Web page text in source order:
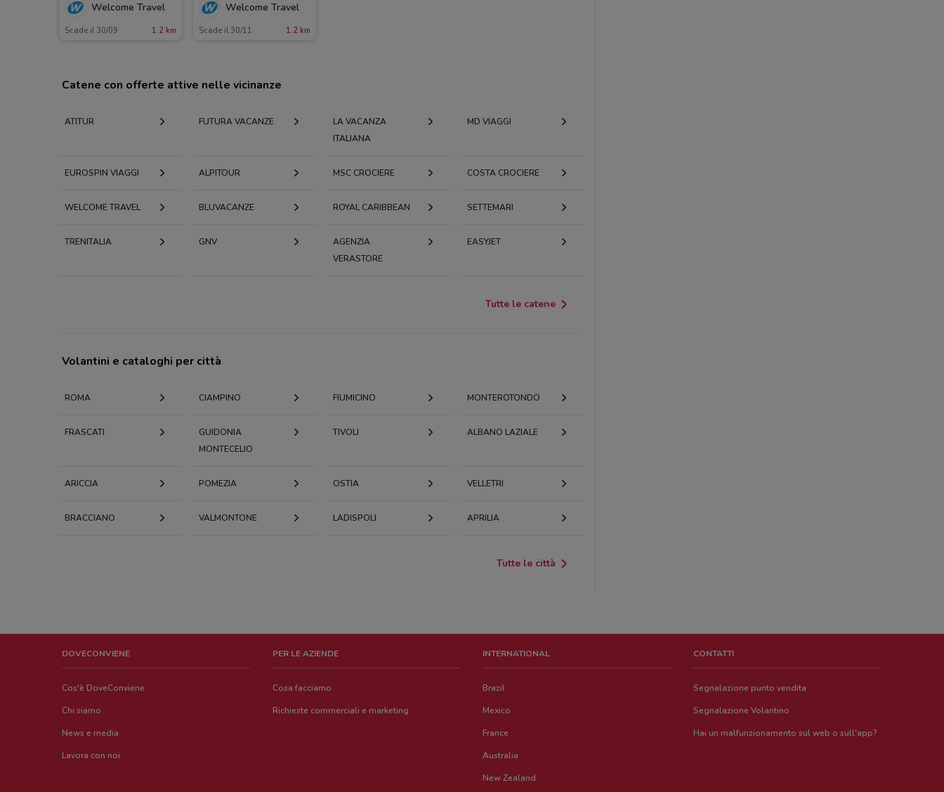
Welcome Travel
Scade il 30/09 1.2 km
Welcome Travel
Scade il 30/11 1.2 km
Catene con offerte attive nelle vicinanze
ATITUR FUTURA VACANZE
LA VACANZA
ITALIANA
MD VIAGGI
EUROSPIN VIAGGI ALPITOUR MSC CROCIERE COSTA CROCIERE
WELCOME TRAVEL BLUVACANZE ROYAL CARIBBEAN SETTEMARI
TRENITALIA GNV
AGENZIA
VERASTORE
EASYJET
Tutte le catene
Volantini e cataloghi per città
ROMA CIAMPINO FIUMICINO MONTEROTONDO
FRASCATI
GUIDONIA
MONTECELIO
TIVOLI ALBANO LAZIALE
ARICCIA POMEZIA OSTIA VELLETRI
BRACCIANO VALMONTONE LADISPOLI APRILIA
Tutte le città
DOVECONVIENE
Cos'è DoveConviene
Chi siamo
News e media
Lavora con noi
PER LE AZIENDE
Cosa facciamo
Richieste commerciali e marketing
INTERNATIONAL
Brazil
Mexico
France
Australia
New Zealand
CONTATTI
Segnalazione punto vendita
Segnalazione Volantino
Hai un malfunzionamento sul web o sull'app?